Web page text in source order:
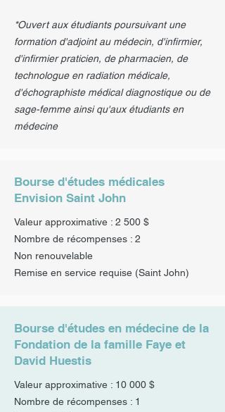
*Ouvert aux étudiants poursuivant une
formation d'adjoint au médecin, d'infirmier,
d'infirmier praticien, de pharmacien, de
technologue en radiation médicale,
d'échographiste médical diagnostique ou de
sage-femme ainsi qu'aux étudiants en
médecine
Bourse d'études médicales
Envision Saint John
Valeur approximative : 2 500 $
Nombre de récompenses : 2
Non renouvelable
Remise en service requise (Saint John)
Bourse d'études en médecine de la
Fondation de la famille Faye et
David Huestis
Valeur approximative : 10 000 $
Nombre de récompenses : 1